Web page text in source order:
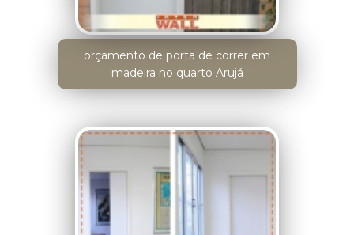
orçamento de porta de correr em
madeira no quarto Arujá